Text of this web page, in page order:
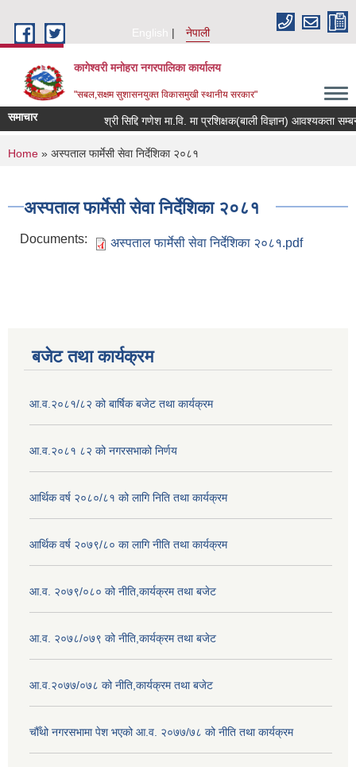
English
नेपाली
कागेश्वरी मनोहरा नगरपालिका कार्यालय
"सबल,सक्षम सुशासनयुक्त विकासमुखी स्थानीय सरकार"
समाचार श्री सिद्दि गणेश मा.वि. मा प्रशिक्षक(बाली विज्ञान) आवश्यकता सम्बन्धी
You are here
Home » अस्पताल फार्मेसी सेवा निर्देशिका २०८१
अस्पताल फार्मेसी सेवा निर्देशिका २०८१
Documents: अस्पताल फार्मेसी सेवा निर्देशिका २०८१.pdf
बजेट तथा कार्यक्रम
आ.व.२०८१/८२ को बार्षिक बजेट तथा कार्यक्रम
आ.व.२०८१ ८२ को नगरसभाको निर्णय
आर्थिक वर्ष २०८०/८१ को लागि निति तथा कार्यक्रम
आर्थिक वर्ष २०७९/८० का लागि नीति तथा कार्यक्रम
आ.व. २०७९/०८० को नीति,कार्यक्रम तथा बजेट
आ.व. २०७८/०७९ को नीति,कार्यक्रम तथा बजेट
आ.व.२०७७/०७८ को नीति,कार्यक्रम तथा बजेट
चौँथो नगरसभामा पेश भएको आ.व. २०७७/७८ को नीति तथा कार्यक्रम